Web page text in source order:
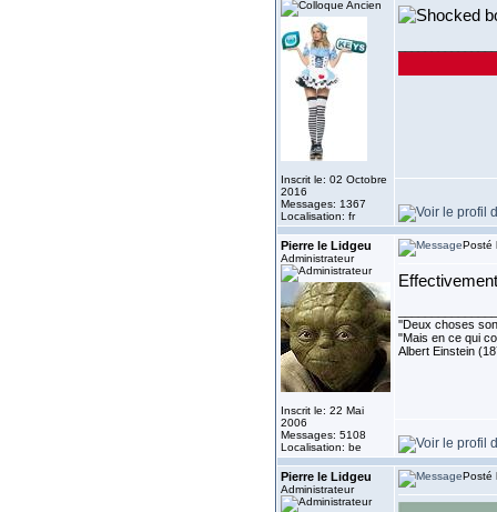
Inscrit le: 02 Octobre
2016
Messages: 1367
Localisation: fr
Pierre le Lidgeu
Administrateur
Inscrit le: 22 Mai
2006
Messages: 5108
Localisation: be
Posté
''Deux choses
"Mais en ce qui
Albert Einstein
Pierre le Lidgeu
Administrateur
Posté